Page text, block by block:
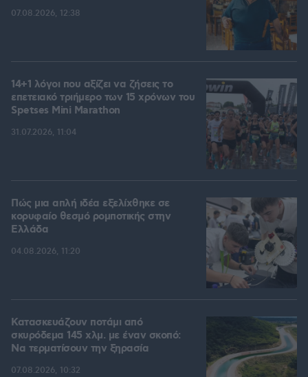
07.08.2026, 12:38
14+1 λόγοι που αξίζει να ζήσεις το
επετειακό τριήμερο των 15 χρόνων του
Spetses Mini Marathon
31.07.2026, 11:04
Πώς μια απλή ιδέα εξελίχθηκε σε
κορυφαίο θεσμό ρομποτικής στην
Ελλάδα
04.08.2026, 11:20
Κατασκευάζουν ποτάμι από
σκυρόδεμα 145 χλμ. με έναν σκοπό:
Να τερματίσουν την ξηρασία
07.08.2026, 10:32